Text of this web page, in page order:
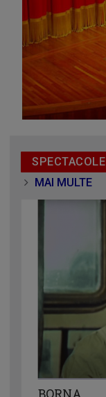
SPECTACOLE
MAI MULTE
BORNA